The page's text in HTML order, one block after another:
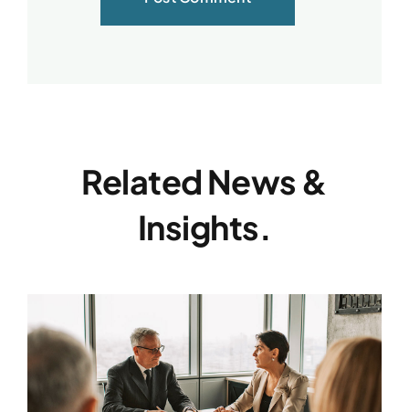
Related News &
Insights.